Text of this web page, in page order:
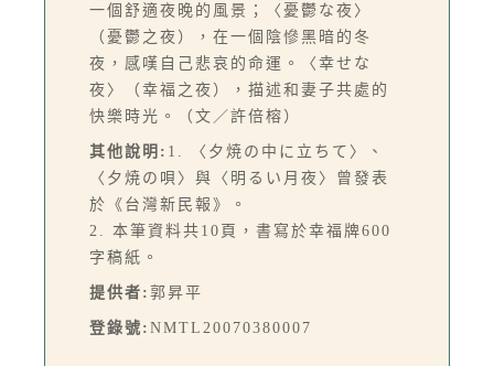
一個舒適夜晚的風景；〈憂鬱な夜〉
（憂鬱之夜），在一個陰慘黑暗的冬
夜，感嘆自己悲哀的命運。〈幸せな
夜〉（幸福之夜），描述和妻子共處的
快樂時光。（文／許倍榕）
其他說明: 1. 〈夕焼の中に立ちて〉、
〈夕焼の唄〉與〈明るい月夜〉曾發表
於《台灣新民報》。
2. 本筆資料共10頁，書寫於幸福牌600
字稿紙。
提供者: 郭昇平
登錄號: NMTL20070380007